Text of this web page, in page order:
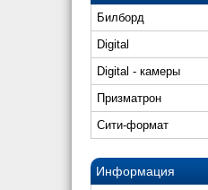
Билборд
Digital
Digital - камеры
Призматрон
Сити-формат
Информация